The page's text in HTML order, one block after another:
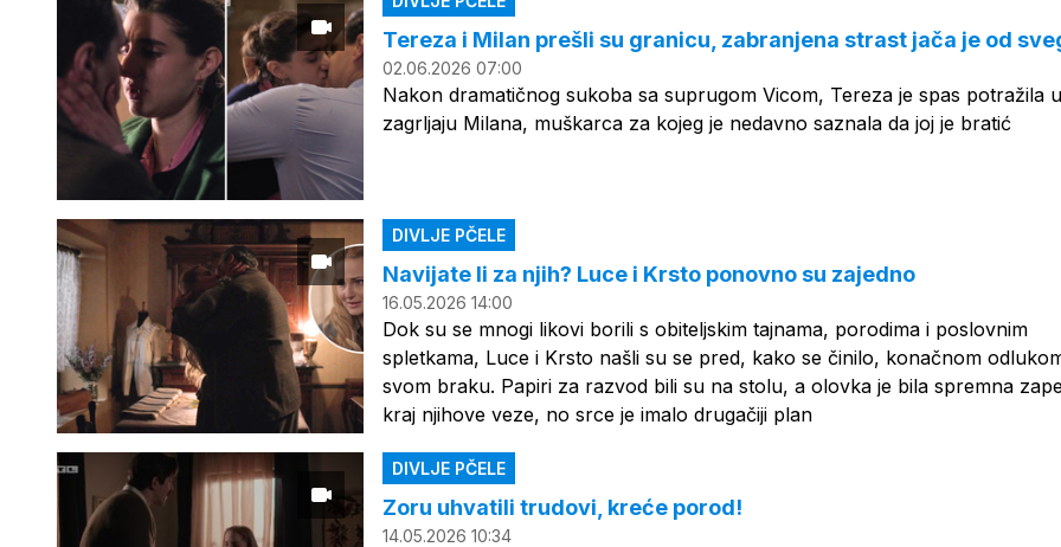
Tereza i Milan prešli su granicu, zabranjena strast jača je od
02.06.2026 07:00
Nakon dramatičnog sukoba sa suprugom Vicom, Tereza je spas potražila u
zagrljaju Milana, muškarca za kojeg je nedavno saznala da joj je bratić
DIVLJE PČELE
Navijate li za njih? Luce i Krsto ponovno su zajedno
16.05.2026 14:00
Dok su se mnogi likovi borili s obiteljskim tajnama, porodima i poslovnim
spletkama, Luce i Krsto našli su se pred, kako se činilo, konačnom
svom braku. Papiri za razvod bili su na stolu, a olovka je bila spremna
kraj njihove veze, no srce je imalo drugačiji plan
DIVLJE PČELE
Zoru uhvatili trudovi, kreće porod!
14.05.2026 10:34